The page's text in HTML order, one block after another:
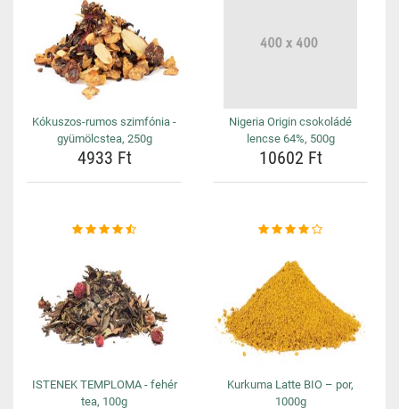
Kókuszos-rumos szimfónia -
gyümölcstea, 250g
4933 Ft
Nigeria Origin csokoládé
lencse 64%, 500g
10602 Ft
ISTENEK TEMPLOMA - fehér
tea, 100g
Kurkuma Latte BIO – por,
1000g